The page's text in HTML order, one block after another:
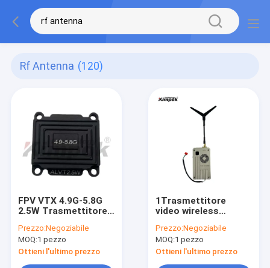
Rf Antenna (120)
FPV VTX 4.9G-5.8G
2.5W Trasmettitore
Trasmissione drone
Prezzo:Negoziabile
MOQ:1 pezzo
Ottieni l'ultimo prezzo
1Trasmettitore
video wireless
VTX a lungo raggio
con potenza RF da 5
Watt e frequenza
0.9Ghz/1.2Ghz/1.3Ghz
Prezzo:Negoziabile
MOQ:1 pezzo
Ottieni l'ultimo prezzo